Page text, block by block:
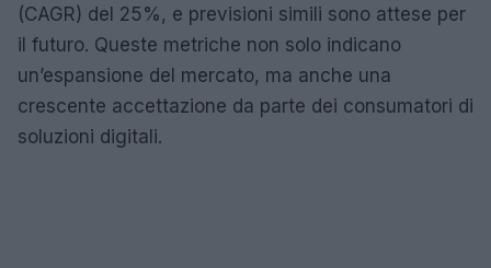
(CAGR) del 25%, e previsioni simili sono attese per
il futuro. Queste metriche non solo indicano
un’espansione del mercato, ma anche una
crescente accettazione da parte dei consumatori di
soluzioni digitali.